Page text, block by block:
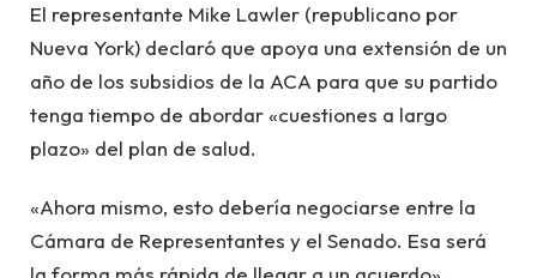
El representante Mike Lawler (republicano por
Nueva York) declaró que apoya una extensión de un
año de los subsidios de la ACA para que su partido
tenga tiempo de abordar «cuestiones a largo
plazo» del plan de salud.
«Ahora mismo, esto debería negociarse entre la
Cámara de Representantes y el Senado. Esa será